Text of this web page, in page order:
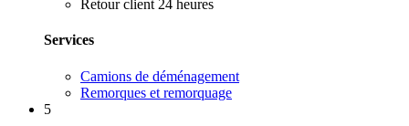
Retour client 24 heures
Services
Camions de déménagement
Remorques et remorquage
5